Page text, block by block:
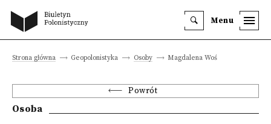
Menu
Strona główna Geopolonistyka Osoby Magdalena Woś
Powrót
Osoba